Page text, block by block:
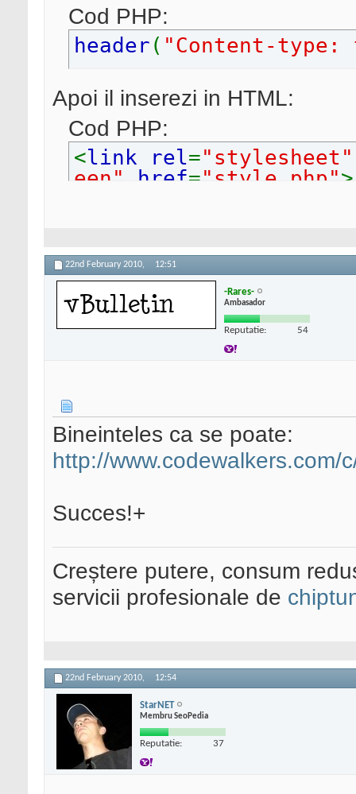
Cod PHP:
header ( "Content-
Apoi il inserezi in HTML:
Cod PHP:
<link rel=
een" href="style.php"
22nd February 2010, 12:51
-Rares-
Ambasador
Reputatie: 54
Bineinteles ca se poate:
http://www.codewalkers.com/
Succes!+
Creștere putere, consum
servicii profesionale de
22nd February 2010, 12:54
StarNET
Membru SeoPedia
Reputatie: 37